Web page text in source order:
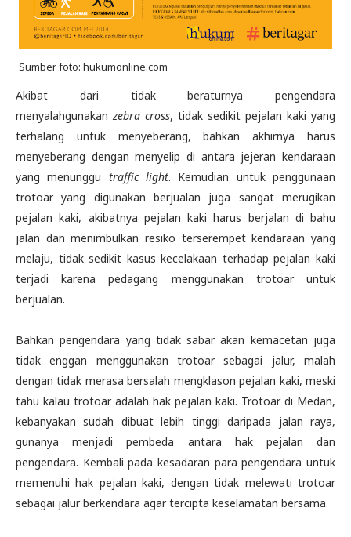
Sumber foto: hukumonline.com
Akibat dari tidak beraturnya pengendara
menyalahgunakan zebra cross, tidak sedikit pejalan kaki yang
terhalang untuk menyeberang, bahkan akhirnya harus
menyeberang dengan menyelip di antara jejeran kendaraan
yang menunggu traffic light. Kemudian untuk penggunaan
trotoar yang digunakan berjualan juga sangat merugikan
pejalan kaki, akibatnya pejalan kaki harus berjalan di bahu
jalan dan menimbulkan resiko terserempet kendaraan yang
melaju, tidak sedikit kasus kecelakaan terhadap pejalan kaki
terjadi karena pedagang menggunakan trotoar untuk
berjualan.
Bahkan pengendara yang tidak sabar akan kemacetan juga
tidak enggan menggunakan trotoar sebagai jalur, malah
dengan tidak merasa bersalah mengklason pejalan kaki, meski
tahu kalau trotoar adalah hak pejalan kaki. Trotoar di Medan,
kebanyakan sudah dibuat lebih tinggi daripada jalan raya,
gunanya menjadi pembeda antara hak pejalan dan
pengendara. Kembali pada kesadaran para pengendara untuk
memenuhi hak pejalan kaki, dengan tidak melewati trotoar
sebagai jalur berkendara agar tercipta keselamatan bersama.